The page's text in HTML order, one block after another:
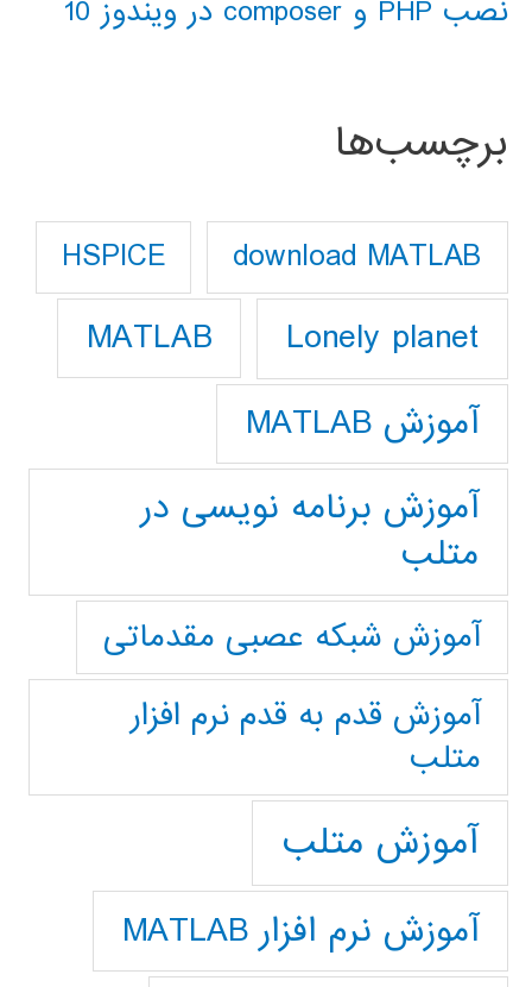
نصب PHP و composer در ویندوز 10
برچسب‌ها
download MATLAB
HSPICE
Lonely planet
MATLAB
آموزش MATLAB
آموزش برنامه نویسی در
متلب
آموزش شبکه عصبی مقدماتی
آموزش قدم به قدم نرم افزار
متلب
آموزش متلب
آموزش نرم افزار MATLAB